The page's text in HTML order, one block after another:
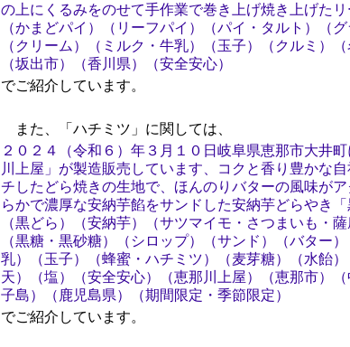
の上にくるみをのせて手作業で巻き上げ焼き上げたリ
（かまどパイ）（リーフパイ）（パイ・タルト）（
（クリーム）（ミルク・牛乳）（玉子）（クルミ）
（坂出市）（香川県）（安全安心）
でご紹介しています。
また、「ハチミツ」に関しては、
２０２４（令和６）年３月１０日岐阜県恵那市大井
川上屋」が製造販売しています、コクと香り豊かな
チしたどら焼きの生地で、ほんのりバターの風味が
らかで濃厚な安納芋餡をサンドした安納芋どらやき「
（黒どら）（安納芋）（サツマイモ・さつまいも・
（黒糖・黒砂糖）（シロップ）（サンド）（バター
乳）（玉子）（蜂蜜・ハチミツ）（麦芽糖）（水飴
天）（塩）（安全安心）（恵那川上屋）（恵那市）
子島）（鹿児島県）（期間限定・季節限定）
でご紹介しています。